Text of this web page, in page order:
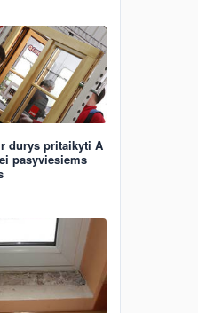
durys pritaikyti A
pasyviesiems